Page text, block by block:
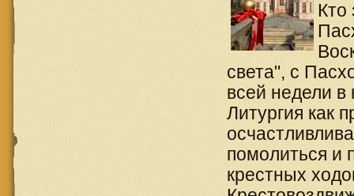
Кто
света", с
всей недели
Литургия как
помолиться и
крестных